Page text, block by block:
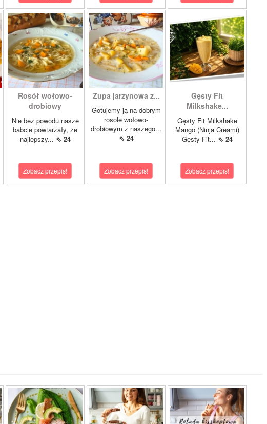
Rosół wołowo-
drobiowy
Nie bez powodu nasze
babcie powtarzały, że
najlepszy... ⇖ 24
Zobacz przepis!
Zupa jarzynowa z...
Gotujemy ją na dobrym
rosole wołowo-
drobiowym z naszego...
⇖ 24
Zobacz przepis!
Gęsty Fit
Milkshake...
Gęsty Fit Milkshake
Mango (Ninja Creami)
Gęsty Fit... ⇖ 24
Zobacz przepis!